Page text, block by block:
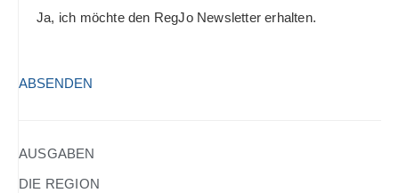
Ja, ich möchte den RegJo Newsletter erhalten.
(ERFORDERLICH)
AUSGABEN
DIE REGION